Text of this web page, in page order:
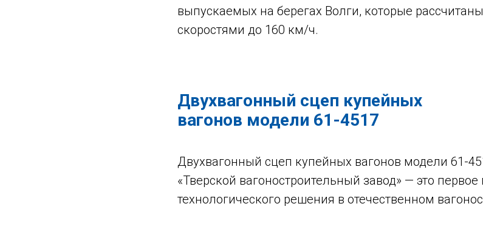
выпускаемых на берегах Волги, которые
скоростями до 160 км/ч.
Двухвагонный сцеп купейных
вагонов модели 61-4517
Двухвагонный сцеп купейных вагонов модели 61-
«Тверской вагоностроительный завод» — это
технологического решения в отечественном